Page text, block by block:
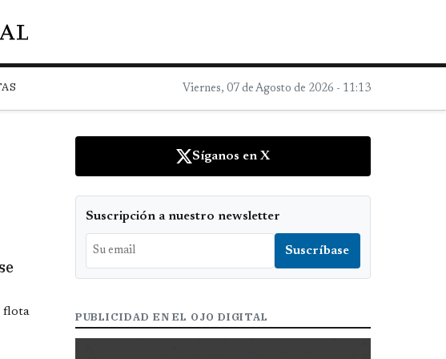
principal
Viernes, 07 de Agosto de 2026 - 11:13
flota
Síganos en X
Suscripción a nuestro newsletter
PUBLICIDAD EN EL OJO DIGITAL